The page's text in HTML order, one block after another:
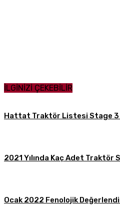
İLGİNİZİ ÇEKEBİLİR
Hattat Traktör Listesi Stage 3
2021 Yılında Kaç Adet Traktör
Ocak 2022 Fenolojik